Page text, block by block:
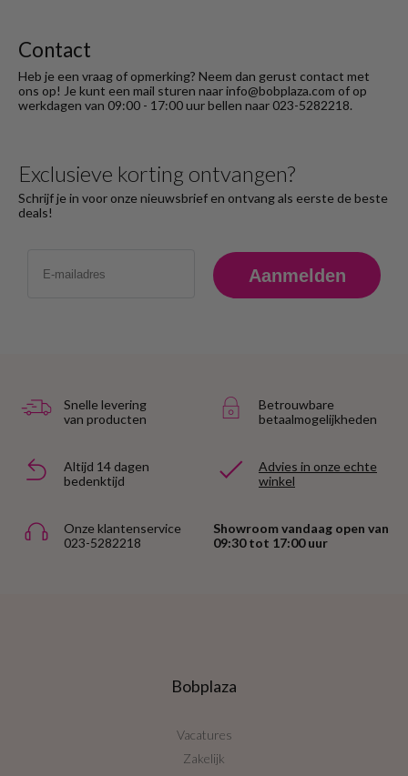
Contact
Heb je een vraag of opmerking? Neem dan gerust contact met
ons op! Je kunt een mail sturen naar info@bobplaza.com of op
werkdagen van 09:00 - 17:00 uur bellen naar 023-5282218.
Exclusieve korting ontvangen?
Schrijf je in voor onze nieuwsbrief en ontvang als eerste de beste
deals!
Aanmelden
Snelle levering
van producten
Betrouwbare
betaalmogelijkheden
Altijd 14 dagen
bedenktijd
Advies in onze echte
winkel
Onze klantenservice
023-5282218
Showroom vandaag open van
09:30 tot 17:00 uur
Bobplaza
Vacatures
Zakelijk